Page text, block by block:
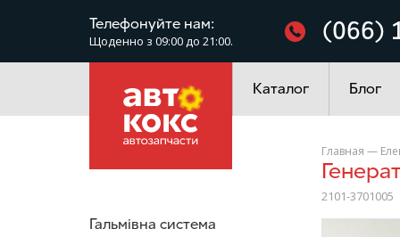
Телефонуйте нам:
Щоденно з 09:00 до 21:00. (066)
Каталог
Електроустаткування
Блог
Гальмівна система
Главная —
2101-3701005